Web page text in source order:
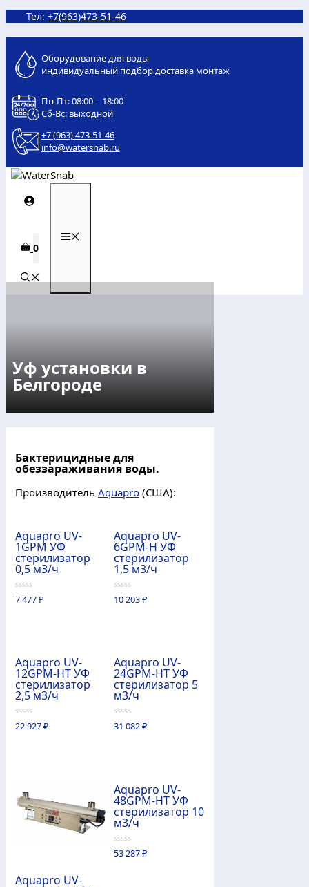
Перейти
Тел: +7(963)473-51-46
Оборудование для воды
индивидуальный подбор доставка монтаж
Пн-Пт: 08:00 – 18:00
Сб-Вс: выходной
+7 (963) 473-51-46
info@watersnab.ru
0
Уф установки в
Белгороде
Бактерицидные для
обеззараживания воды.
Производитель Aquapro (США):
Aquapro UV-
1GPM УФ
стерилизатор
0,5 м3/ч
0
из
7 477₽
Aquapro UV-
6GPM-H УФ
стерилизатор
1,5 м3/ч
0
из
10 203₽
Aquapro UV-
12GPM-HT УФ
стерилизатор
2,5 м3/ч
0
из
22 927₽
Aquapro UV-
24GPM-HT УФ
стерилизатор 5
м3/ч
0
из
31 082₽
Aquapro UV-
Aquapro UV-
48GPM-HT УФ
стерилизатор 10
м3/ч
0
из
53 287₽